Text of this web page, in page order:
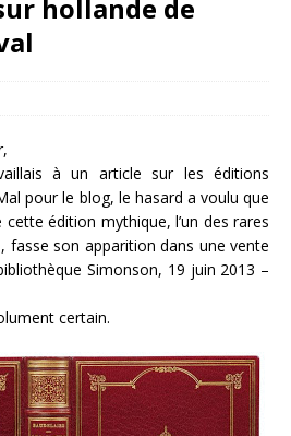
hollande de
à un article sur les éditions
pour le blog, le hasard a voulu que
cette édition mythique, l’un des rares
fasse son apparition dans une vente
Simonson, 19 juin 2013 –
certain.